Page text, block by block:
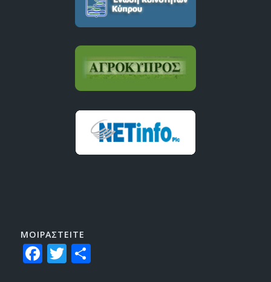
ΜΟΙΡΑΣTEITE
Facebook
Twitter
Share